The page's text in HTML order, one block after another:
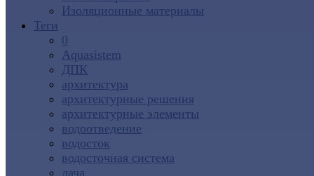
Изоляционные материалы
Теги
0
Aquasistem
ДПК
архитектура
архитектурные решения
архитектурные элементы
водоотведение
водосток
водосточная система
дача